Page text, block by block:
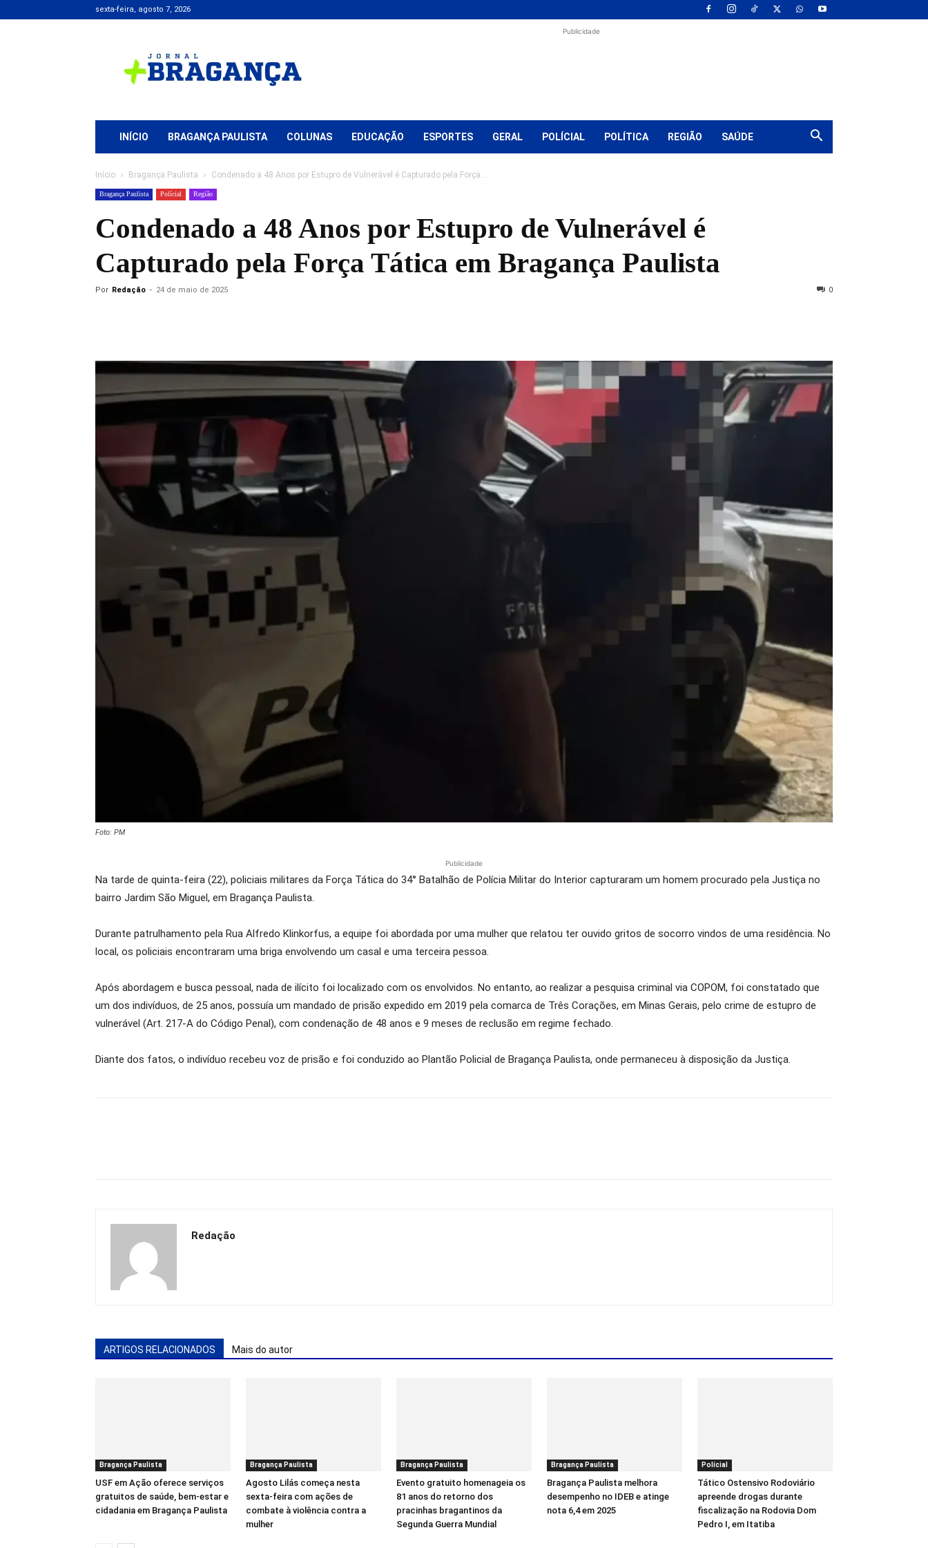
sexta-feira, agosto 7, 2026
+
Bragança
Publicidade
INÍCIO BRAGANÇA PAULISTA COLUNAS EDUCAÇÃO ESPORTES GERAL POLÍCIAL POLÍTICA REGIÃO SAÚDE
Início Bragança Paulista Condenado a 48 Anos por Estupro de Vulnerável é Capturado pela Força...
Bragança Paulista Polícial Região
Condenado a 48 Anos por Estupro de Vulnerável é
Capturado pela Força Tática em Bragança Paulista
Por Redação - 24 de maio de 2025 0
Foto: PM
Publicidade
Na tarde de quinta-feira (22), policiais militares da Força Tática do 34° Batalhão de Polícia Militar do Interior capturaram um homem procurado pela Justiça no
bairro Jardim São Miguel, em Bragança Paulista.
Durante patrulhamento pela Rua Alfredo Klinkorfus, a equipe foi abordada por uma mulher que relatou ter ouvido gritos de socorro vindos de uma residência. No
local, os policiais encontraram uma briga envolvendo um casal e uma terceira pessoa.
Após abordagem e busca pessoal, nada de ilícito foi localizado com os envolvidos. No entanto, ao realizar a pesquisa criminal via COPOM, foi constatado que
um dos indivíduos, de 25 anos, possuía um mandado de prisão expedido em 2019 pela comarca de Três Corações, em Minas Gerais, pelo crime de estupro de
vulnerável (Art. 217-A do Código Penal), com condenação de 48 anos e 9 meses de reclusão em regime fechado.
Diante dos fatos, o indivíduo recebeu voz de prisão e foi conduzido ao Plantão Policial de Bragança Paulista, onde permaneceu à disposição da Justiça.
Redação
ARTIGOS RELACIONADOS Mais do autor
Bragança Paulista
USF em Ação oferece serviços
gratuitos de saúde, bem-estar e
cidadania em Bragança Paulista
Bragança Paulista
Agosto Lilás começa nesta
sexta-feira com ações de
combate à violência contra a
mulher
Bragança Paulista
Evento gratuito homenageia os
81 anos do retorno dos
pracinhas bragantinos da
Segunda Guerra Mundial
Bragança Paulista
Bragança Paulista melhora
desempenho no IDEB e atinge
nota 6,4 em 2025
Polícial
Tático Ostensivo Rodoviário
apreende drogas durante
fiscalização na Rodovia Dom
Pedro I, em Itatiba